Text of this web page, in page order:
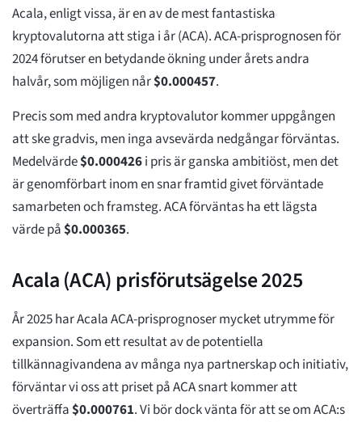
Acala, enligt vissa, är en av de mest fantastiska
kryptovalutorna att stiga i år (ACA). ACA-prisprognosen för
2024 förutser en betydande ökning under årets andra
halvår, som möjligen når$0.000457.
Precis som med andra kryptovalutor kommer uppgången
att ske gradvis, men inga avsevärda nedgångar förväntas.
Medelvärde$0.000426i pris är ganska ambitiöst, men det
är genomförbart inom en snar framtid givet förväntade
samarbeten och framsteg. ACA förväntas ha ett lägsta
värde på$0.000365.
Acala (ACA) prisförutsägelse 2025
År 2025 har Acala ACA-prisprognoser mycket utrymme för
expansion. Som ett resultat av de potentiella
tillkännagivandena av många nya partnerskap och initiativ,
förväntar vi oss att priset på ACA snart kommer att
överträffa$0.000761. Vi bör dock vänta för att se om ACA:s